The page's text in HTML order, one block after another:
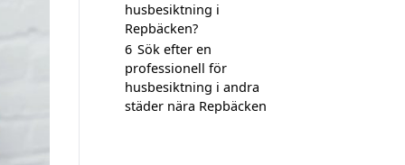
husbesiktning i
Repbäcken?
6 Sök efter en
professionell för
husbesiktning i andra
städer nära Repbäcken